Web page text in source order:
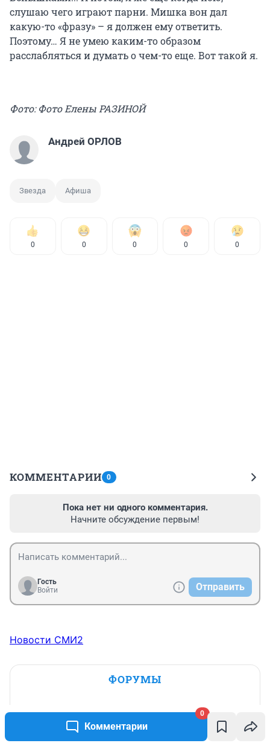
Комментарии
0
слушаю чего играют парни. Мишка вон дал
какую-то «фразу» – я должен ему ответить.
Поэтому… Я не умею каким-то образом
расслабляться и думать о чем-то еще. Вот такой я.
Фото: Фото Елены РАЗИНОЙ
Андрей ОРЛОВ
Звезда Афиша
0 0 0 0 0
КОММЕНТАРИИ 0
Пока нет ни одного комментария.
Начните обсуждение первым!
Гость
Войти
Отправить
Новости СМИ2
ФОРУМЫ
"Вендетта" - обсудим?
26